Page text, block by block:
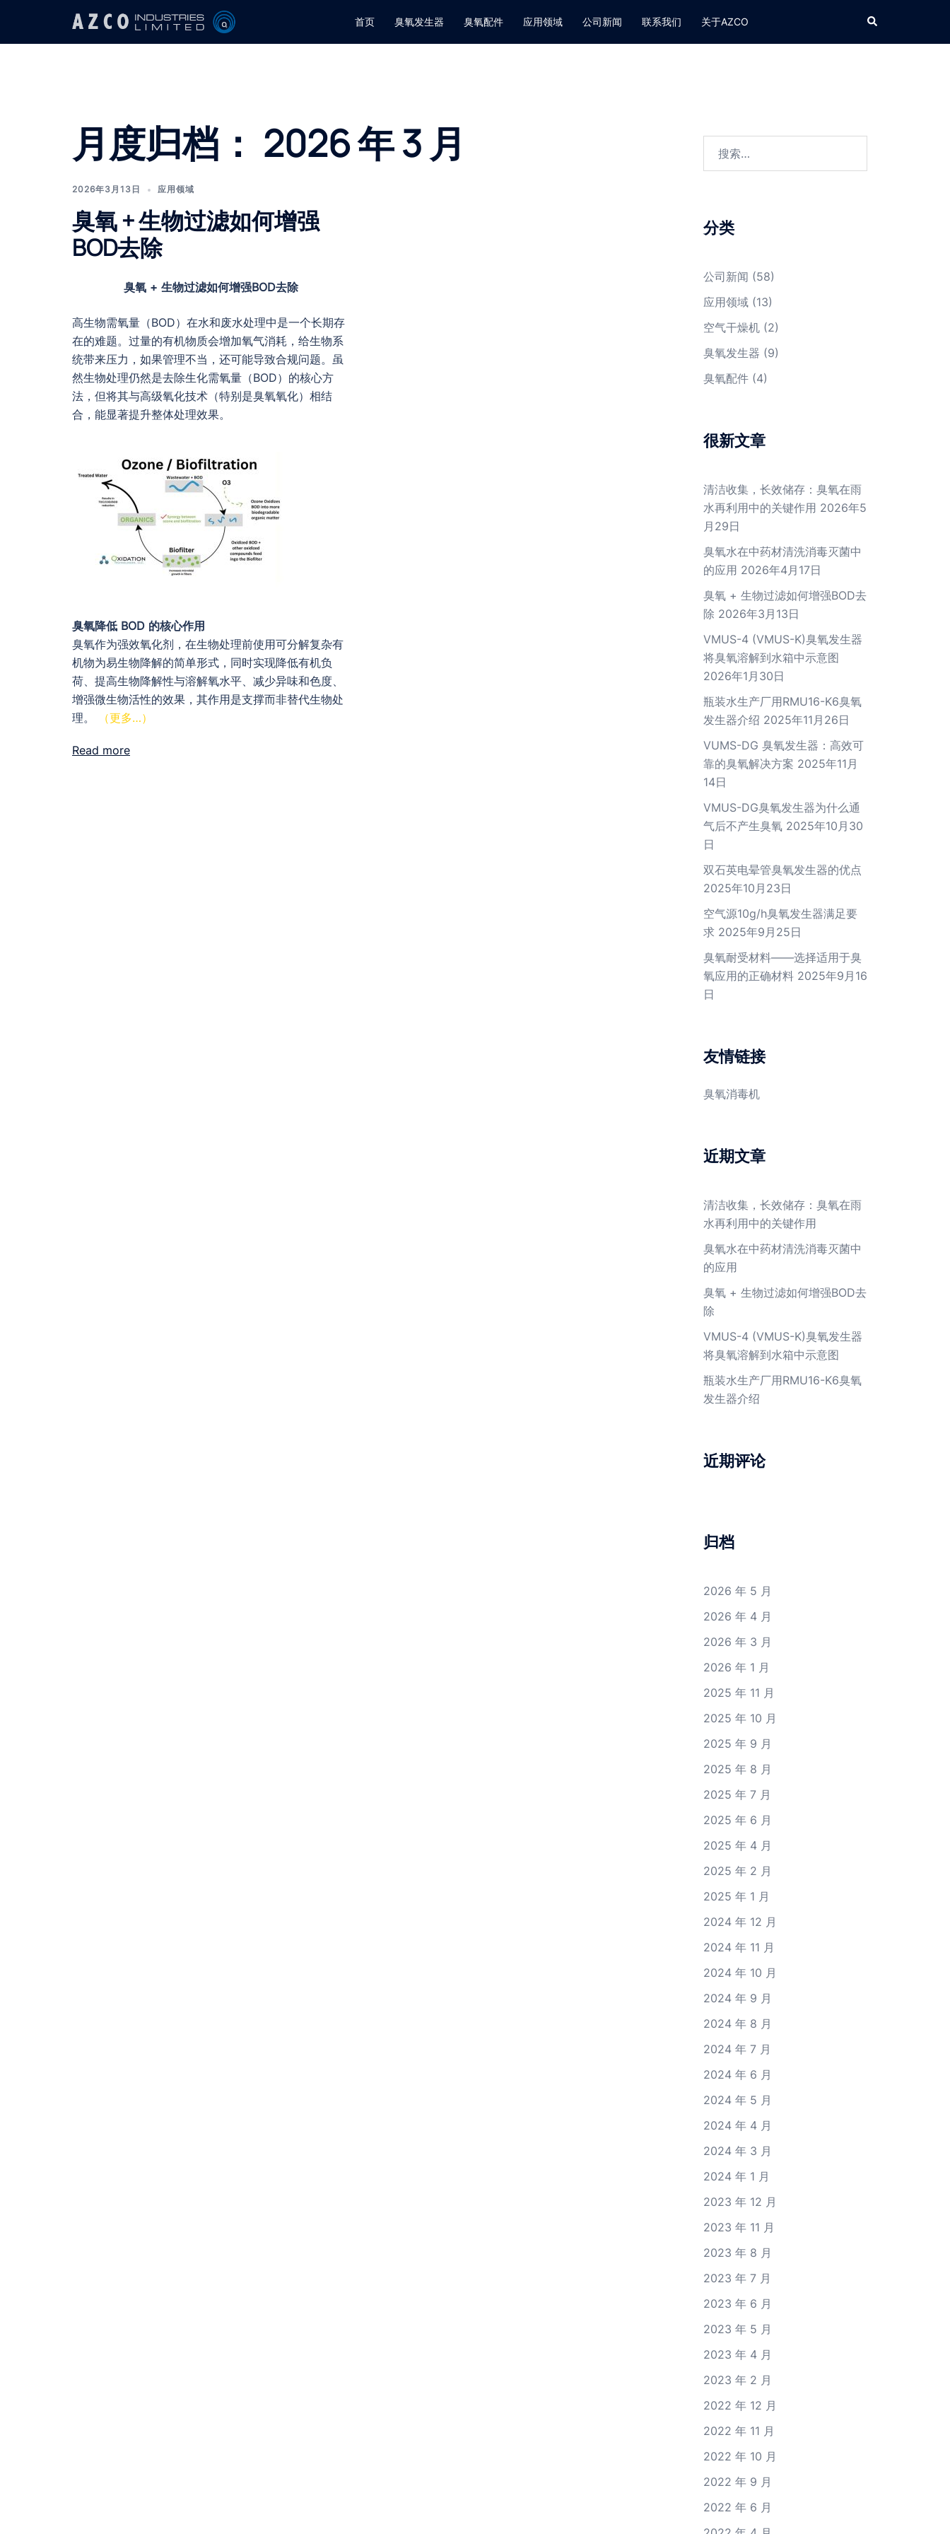
content
首页 臭氧发生器 臭氧配件 应用领域 公司新闻 联系我们 关于AZCO Search
月度归档： 2026 年 3 月
2026年3月13日 应用领域
臭氧 + 生物过滤如何增强
BOD去除
臭氧 + 生物过滤如何增强BOD去除
高生物需氧量（BOD）在水和废水处理中是一个长期存
在的难题。过量的有机物质会增加氧气消耗，给生物系
统带来压力，如果管理不当，还可能导致合规问题。虽
然生物处理仍然是去除生化需氧量（BOD）的核心方
法，但将其与高级氧化技术（特别是臭氧氧化）相结
合，能显著提升整体处理效果。
臭氧降低 BOD 的核心作用
臭氧作为强效氧化剂，在生物处理前使用可分解复杂有
机物为易生物降解的简单形式，同时实现降低有机负
荷、提高生物降解性与溶解氧水平、减少异味和色度、
增强微生物活性的效果，其作用是支撑而非替代生物处
理。
（更多…）
Read more
索：
分类
公司新闻 (58)
应用领域(13)
空气干燥机(2)
臭氧发生器 (9)
臭氧配件(4)
很新文章
清洁收集，长效储存：臭氧在雨
水再利用中的关键作用 2026年5
月29日
臭氧水在中药材清洗消毒灭菌中
的应用 2026年4月17日
臭氧 + 生物过滤如何增强BOD去
除 2026年3月13日
VMUS-4 (VMUS-K)臭氧发生器
将臭氧溶解到水箱中示意图
2026年1月30日
瓶装水生产厂用RMU16-K6臭氧
发生器介绍 2025年11月26日
VUMS-DG 臭氧发生器：高效可
靠的臭氧解决方案 2025年11月
14日
VMUS-DG臭氧发生器为什么通
气后不产生臭氧 2025年10月30
日
双石英电晕管臭氧发生器的优点
2025年10月23日
空气源10g/h臭氧发生器满足要
求 2025年9月25日
臭氧耐受材料——选择适用于臭
氧应用的正确材料 2025年9月16
日
友情链接
臭氧消毒机
近期文章
清洁收集，长效储存：臭氧在雨
水再利用中的关键作用
臭氧水在中药材清洗消毒灭菌中
的应用
臭氧 + 生物过滤如何增强BOD去
除
VMUS-4 (VMUS-K)臭氧发生器
将臭氧溶解到水箱中示意图
瓶装水生产厂用RMU16-K6臭氧
发生器介绍
近期评论
归档
2026 年 5 月
2026 年 4 月
2026 年 3 月
2026 年 1 月
2025 年 11 月
2025 年 10 月
2025 年 9 月
2025 年 8 月
2025 年 7 月
2025 年 6 月
2025 年 4 月
2025 年 2 月
2025 年 1 月
2024 年 12 月
2024 年 11 月
2024 年 10 月
2024 年 9 月
2024 年 8 月
2024 年 7 月
2024 年 6 月
2024 年 5 月
2024 年 4 月
2024 年 3 月
2024 年 1 月
2023 年 12 月
2023 年 11 月
2023 年 8 月
2023 年 7 月
2023 年 6 月
2023 年 5 月
2023 年 4 月
2023 年 2 月
2022 年 12 月
2022 年 11 月
2022 年 10 月
2022 年 9 月
2022 年 6 月